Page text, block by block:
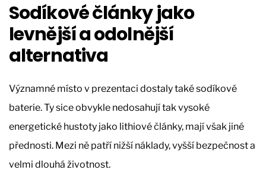
Sodíkové články jako
levnější a odolnější
alternativa
Významné místo v prezentaci dostaly také sodíkové
baterie. Ty sice obvykle nedosahují tak vysoké
energetické hustoty jako lithiové články, mají však jiné
přednosti. Mezi ně patří nižší náklady, vyšší bezpečnost a
velmi dlouhá životnost.